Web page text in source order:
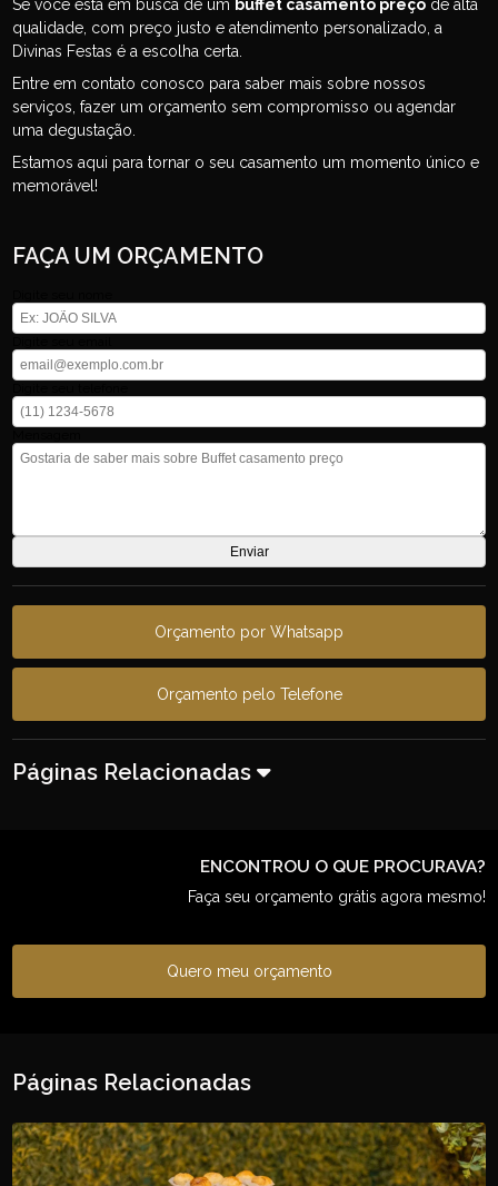
Se você está em busca de um buffet casamento preço de alta
qualidade, com preço justo e atendimento personalizado, a
Divinas Festas é a escolha certa.
Entre em contato conosco para saber mais sobre nossos
serviços, fazer um orçamento sem compromisso ou agendar
uma degustação.
Estamos aqui para tornar o seu casamento um momento único e
memorável!
FAÇA UM ORÇAMENTO
Orçamento por Whatsapp
Orçamento pelo Telefone
Páginas Relacionadas
ENCONTROU O QUE PROCURAVA?
Faça seu orçamento grátis agora mesmo!
Quero meu orçamento
Páginas Relacionadas